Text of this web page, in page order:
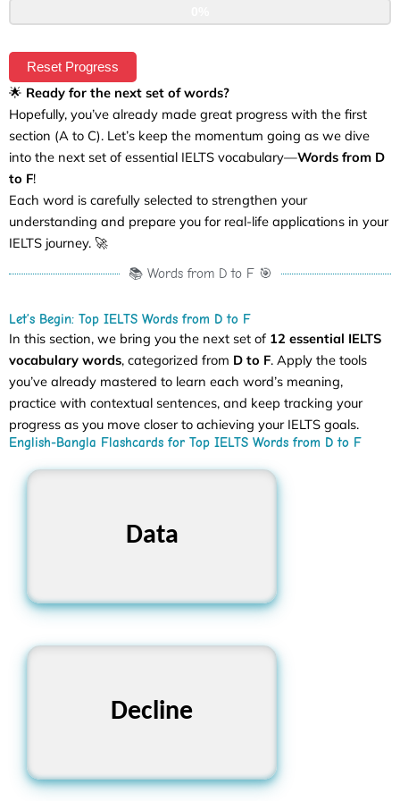
Reset Progress
🌟 Ready for the next set of words?
Hopefully, you’ve already made great progress with the first
section (A to C). Let’s keep the momentum going as we dive
into the next set of essential IELTS vocabulary—Words from D
to F!
Each word is carefully selected to strengthen your
understanding and prepare you for real-life applications in your
IELTS journey. 🚀
📚 Words from D to F 🎯
Let’s Begin: Top IELTS Words from D to F
In this section, we bring you the next set of 12 essential IELTS
vocabulary words, categorized from D to F. Apply the tools
you’ve already mastered to learn each word’s meaning,
practice with contextual sentences, and keep tracking your
progress as you move closer to achieving your IELTS goals.
English-Bangla Flashcards for Top IELTS Words from D to F
Data
তথ্য, উপাত্ত
Decline
হ্রাস পাওয়া, অস্বীকার করা